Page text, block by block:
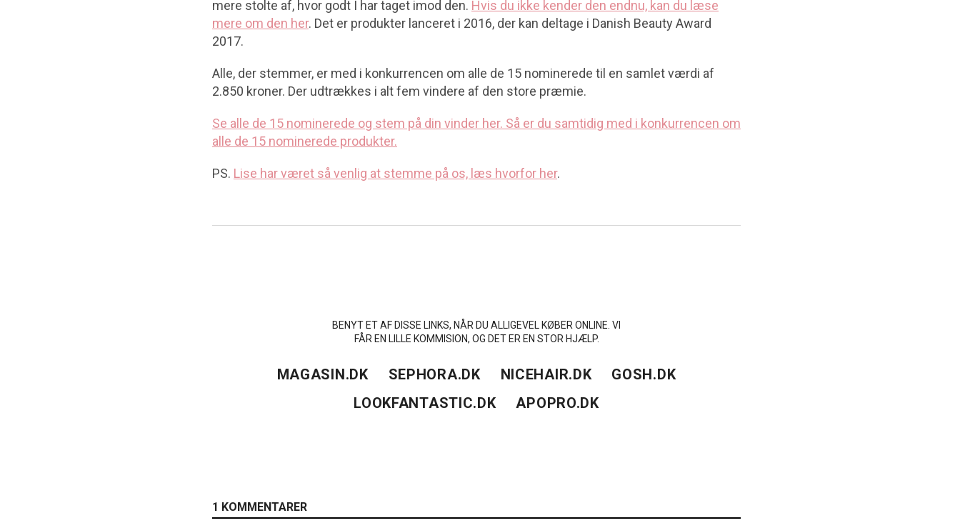
mere stolte af, hvor godt I har taget imod den. Hvis du ikke kender den endnu, kan du læse
mere om den her. Det er produkter lanceret i 2016, der kan deltage i Danish Beauty Award
2017.
Alle, der stemmer, er med i konkurrencen om alle de 15 nominerede til en samlet værdi af
2.850 kroner. Der udtrækkes i alt fem vindere af den store præmie.
Se alle de 15 nominerede og stem på din vinder her. Så er du samtidig med i konkurrencen om
alle de 15 nominerede produkter.
PS. Lise har været så venlig at stemme på os, læs hvorfor her.
BENYT ET AF DISSE LINKS, NÅR DU ALLIGEVEL KØBER ONLINE. VI
FÅR EN LILLE KOMMISION, OG DET ER EN STOR HJÆLP.
MAGASIN.DK SEPHORA.DK NICEHAIR.DK
GOSH.DK
LOOKFANTASTIC.DK
APOPRO.DK
1 KOMMENTARER